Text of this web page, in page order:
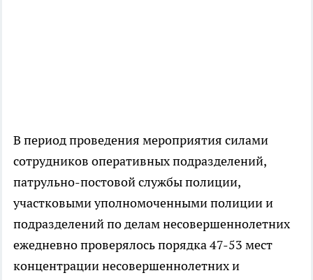
В период проведения мероприятия силами
сотрудников оперативных подразделений,
патрульно-постовой службы полиции,
участковыми уполномоченными полиции и
подразделений по делам несовершеннолетних
ежедневно проверялось порядка 47-53 мест
концентрации несовершеннолетних и